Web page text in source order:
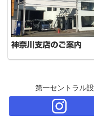
神奈川支店のご案内
第一セントラル